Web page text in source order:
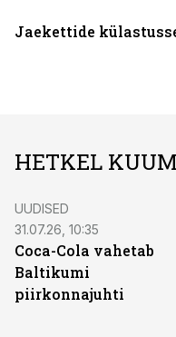
Jaekettide
HETKEL KUUM
UUDISED
31.07.26, 10:35
Coca-Cola vahetab
Baltikumi
piirkonnajuhti